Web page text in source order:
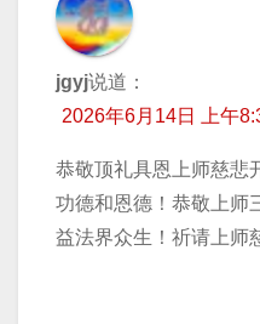
jgyj说道：
2026年6月14日 上午
恭敬顶礼具恩上师慈悲
功德和恩德！恭敬上师
益法界众生！祈请上师